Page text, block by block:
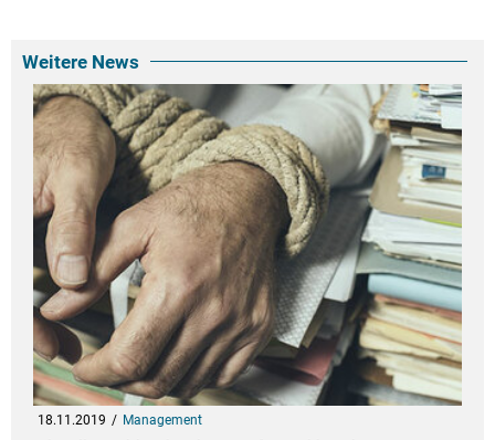
Weitere News
18.11.2019 Management